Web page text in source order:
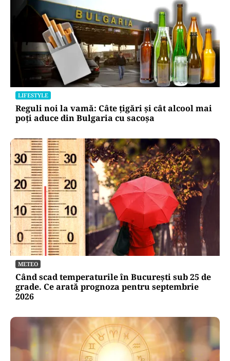
LIFESTYLE
Reguli noi la vamă: Câte țigări și cât alcool mai
poți aduce din Bulgaria cu sacoșa
METEO
Când scad temperaturile în București sub 25 de
grade. Ce arată prognoza pentru septembrie
2026